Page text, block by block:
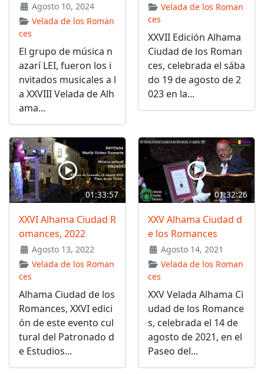
Agosto 10, 2024
Velada de los Roman
ces
El grupo de música n
azarí LEI, fueron los i
nvitados musicales a l
a XXVIII Velada de Alh
ama...
Velada de los Roman
ces
XXVII Edición Alhama
Ciudad de los Roman
ces, celebrada el sába
do 19 de agosto de 2
023 en la...
01:33:57
XXVI Alhama Ciudad R
omances, 2022
Agosto 13, 2022
Velada de los Roman
ces
Alhama Ciudad de los
Romances, XXVI edici
ón de este evento cul
tural del Patronado d
e Estudios...
01:32:26
XXV Alhama Ciudad d
e los Romances
Agosto 14, 2021
Velada de los Roman
ces
XXV Velada Alhama Ci
udad de los Romance
s, celebrada el 14 de
agosto de 2021, en el
Paseo del...